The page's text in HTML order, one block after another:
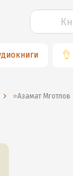
👌
⭐️Азамат Мготлов